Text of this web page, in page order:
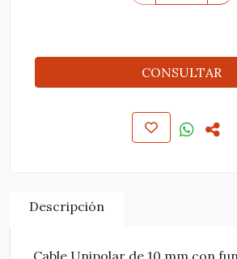
CONSULTAR
Descripción
Cable Unipolar de 10 mm con